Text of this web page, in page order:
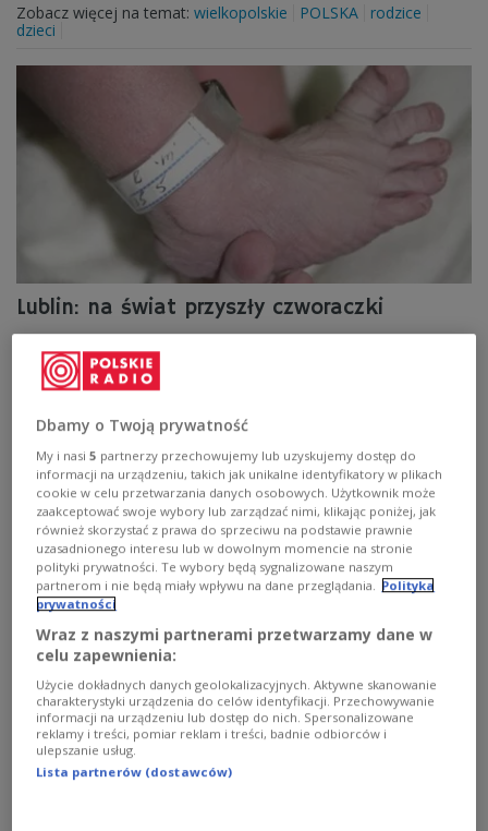
Zobacz więcej na temat: wielkopolskie POLSKA
rodzice
dzieci
Lublin: na świat przyszły czworaczki
Dzieci urodziły się w piątek przez cesarskie cięcie w 32
tygodniu ciąży. Zabieg wykonano w szpitalu przy ul.
Jaczewskiego w Lublinie.
Zobacz więcej na temat:ciąża dzieci
Dzieci są sensem naszego życia
Ślub wzięliśmy 24 lipca 1999 roku. Mieliśmy wtedy, ja 25
lat, żona Elżbieta 24 lata. Po dwóch latach podjęliśmy
Dbamy o Twoją prywatność
My i nasi5 partnerzy przechowujemy lub uzyskujemy dostęp do
informacji na urządzeniu, takich jak unikalne identyfikatory w plikach
cookie w celu przetwarzania danych osobowych. Użytkownik może
zaakceptować swoje wybory lub zarządzać nimi, klikając poniżej, jak
również skorzystać z prawa do sprzeciwu na podstawie prawnie
uzasadnionego interesu lub w dowolnym momencie na stronie
polityki prywatności. Te wybory będą sygnalizowane naszym
partnerom i nie będą miały wpływu na dane przeglądania. Polityka
prywatności
Wraz z naszymi partnerami przetwarzamy dane w
celu zapewnienia:
Użycie dokładnych danych geolokalizacyjnych. Aktywne skanowanie
charakterystyki urządzenia do celów identyfikacji. Przechowywanie
informacji na urządzeniu lub dostęp do nich. Spersonalizowane
reklamy i treści, pomiar reklam i treści, badnie odbiorców i
ulepszanie usług.
Lista partnerów (dostawców)